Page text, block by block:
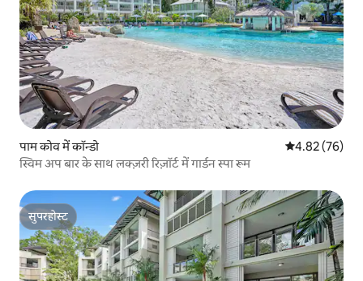
पाम कोव में कॉन्डो औसत रेटिंग 5 में
4.82 (76)
स्विम अप बार के साथ लक्ज़री रिज़ॉर्ट में गार्डन स्पा रूम
सुपरहोस्ट
सुपरहोस्ट